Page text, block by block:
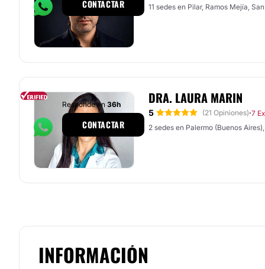
11 sedes en Pilar, Ramos Mejía,
CONTACTAR
DRA. LAURA MARIN
5 (21 Opiniones)·7
2 sedes en Palermo (Buenos
Responde en 36h
CONTACTAR
INFORMACIÓN